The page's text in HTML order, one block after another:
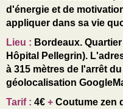
d'énergie et de
appliquer dans sa vie
Lieu : Bordeaux.
Hôpital Pellegrin).
à 315 mètres de l'arrêt
géolocalisation
Tarif : 4€ + Coutume zen